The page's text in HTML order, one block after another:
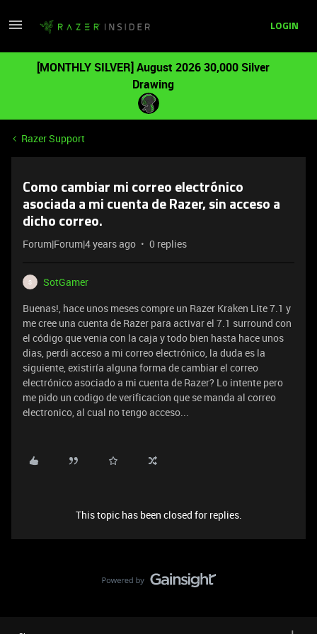
LOGIN
[MONTHLY SILVER] August 2026 30,000 Silver
Drawing
Razer Support
Como cambiar mi correo electrónico
asociada a mi cuenta de Razer, sin acceso a
dicho correo.
Forum|Forum|4 years ago 0 replies
S
SotGamer
Buenas!, hace unos meses compre un Razer Kraken Lite 7.1 y
me cree una cuenta de Razer para activar el 7.1 surround con
el código que venia con la caja y todo bien hasta hace unos
dias, perdi acceso a mi correo electrónico, la duda es la
siguiente, existiría alguna forma de cambiar el correo
electrónico asociado a mi cuenta de Razer? Lo intente pero
me pido un codigo de verificacion que se manda al correo
electronico, al cual no tengo acceso...
This topic has been closed for replies.